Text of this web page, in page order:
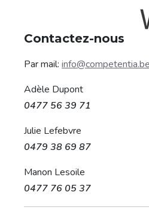
Contactez-nous
Par mail: info@competentia.be
Adèle Dupont
0477 56 39 71
Julie Lefebvre
0479 38 69 87
Manon Lesoile
0477 76 05 37